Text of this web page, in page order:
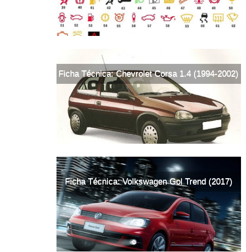
Ficha Técnica: Chevrolet Corsa 1.4 (1994-2002)
Ficha Técnica: Volkswagen Gol Trend (2017)